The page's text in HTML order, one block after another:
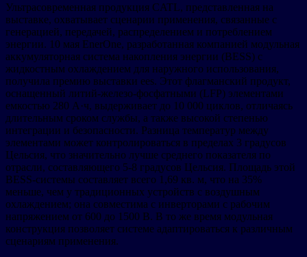
Ультрасовременная продукция CATL, представленная на
выставке, охватывает сценарии применения, связанные с
генерацией, передачей, распределением и потреблением
энергии. 10 мая EnerOne, разработанная компанией модульная
аккумуляторная система накопления энергии (BESS) с
жидкостным охлаждением для наружного использования,
получила премию выставки ees. Этот флагманский продукт,
оснащенный литий-железо-фосфатными (LFP) элементами
емкостью 280 А·ч, выдерживает до 10 000 циклов, отличаясь
длительным сроком службы, а также высокой степенью
интеграции и безопасности. Разница температур между
элементами может контролироваться в пределах 3 градусов
Цельсия, что значительно лучше среднего показателя по
отрасли, составляющего 5-8 градусов Цельсия. Площадь этой
BESS-системы составляет всего 1,69 кв. м, что на 35%
меньше, чем у традиционных устройств с воздушным
охлаждением; она совместима с инверторами с рабочим
напряжением от 600 до 1500 В. В то же время модульная
конструкция позволяет системе адаптироваться к различным
сценариям применения.